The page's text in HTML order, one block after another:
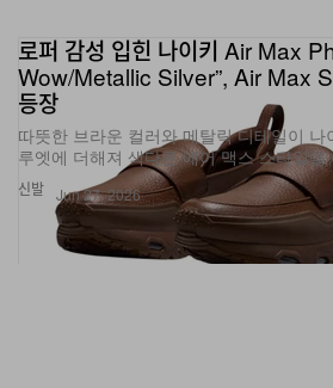
신발
로퍼 감성 입힌 나이키 Air Max
Wow/Metallic Silver”, Air Max
등장
따뜻한 브라운 컬러와 메탈릭 디테일이
루엣에 더해져 색다른 에어 맥스 스타일을
Jun 27, 2026